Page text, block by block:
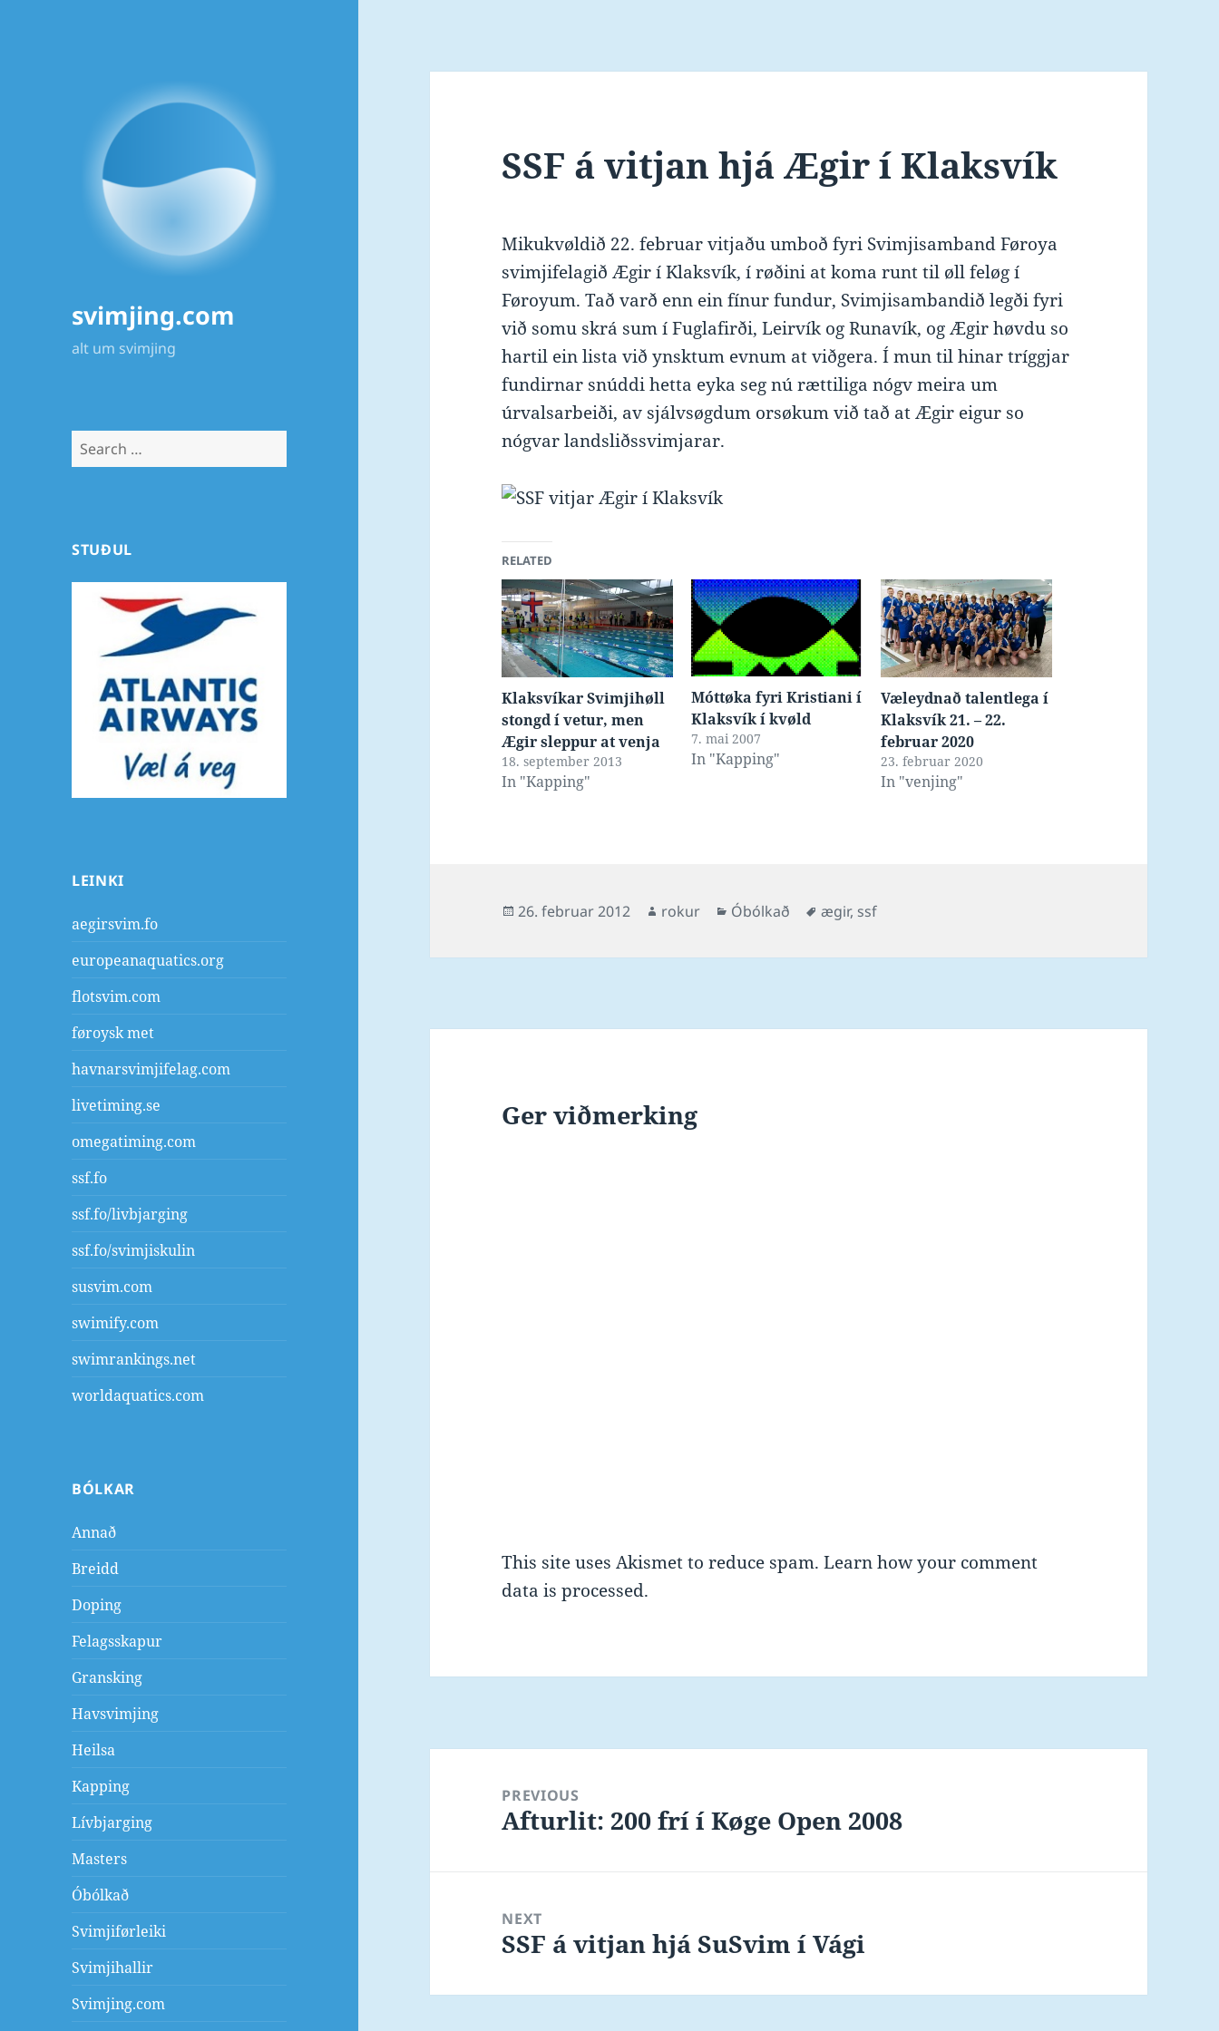
svimjing.com
alt um svimjing
Search
for:
STUÐUL
LEINKI
aegirsvim.fo
europeanaquatics.org
flotsvim.com
føroysk met
havnarsvimjifelag.com
livetiming.se
omegatiming.com
ssf.fo
ssf.fo/livbjarging
ssf.fo/svimjiskulin
susvim.com
swimify.com
swimrankings.net
worldaquatics.com
BÓLKAR
Annað
Breidd
Doping
Felagsskapur
Gransking
Havsvimjing
Heilsa
Kapping
Lívbjarging
Masters
Óbólkað
Svimjiførleiki
Svimjihallir
Svimjing.com
SSF á vitjan hjá Ægir í Klaksvík
Mikukvøldið 22. februar vitjaðu umboð fyri Svimjisamband Føroya
svimjifelagið Ægir í Klaksvík, í røðini at koma runt til øll feløg í
Føroyum. Tað varð enn ein fínur fundur, Svimjisambandið legði fyri
við somu skrá sum í Fuglafirði, Leirvík og Runavík, og Ægir høvdu so
hartil ein lista við ynsktum evnum at viðgera. Í mun til hinar tríggjar
fundirnar snúddi hetta eyka seg nú rættiliga nógv meira um
úrvalsarbeiði, av sjálvsøgdum orsøkum við tað at Ægir eigur so
nógvar landsliðssvimjarar.
RELATED
Klaksvíkar Svimjihøll
stongd í vetur, men
Ægir sleppur at venja
18. september 2013
In "Kapping"
Móttøka fyri Kristiani í
Klaksvík í kvøld
7. mai 2007
In "Kapping"
Væleydnað talentlega í
Klaksvík 21. – 22.
februar 2020
23. februar 2020
In "venjing"
Posted
26. februar 2012 Author
rokur Categories
Óbólkað Tags
ægir, ssf
Ger viðmerking
This site uses Akismet to reduce spam.Learn how your comment
data is processed.
navigationPREVIOUS
Previous
Afturlit: 200 frí í Køge Open 2008
NEXT
Next
SSF á vitjan hjá SuSvim í Vági